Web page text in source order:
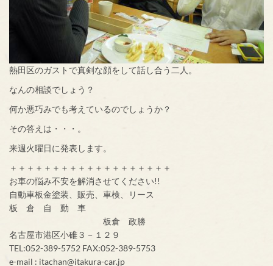
熱田区のガストで真剣な顔をして話し合う二人。
なんの相談でしょう？
何か悪巧みでも考えているのでしょうか？
その答えは・・・。
来週火曜日に発表します。
＋＋＋＋＋＋＋＋＋＋＋＋＋＋＋＋＋＋＋
お車の悩み不安を解消させてください!!
自動車板金塗装、販売、車検、リース
板 倉 自 動 車
板倉 政勝
名古屋市港区小碓３－１２９
TEL:052-389-5752 FAX:052-389-5753
e-mail : itachan@itakura-car.jp